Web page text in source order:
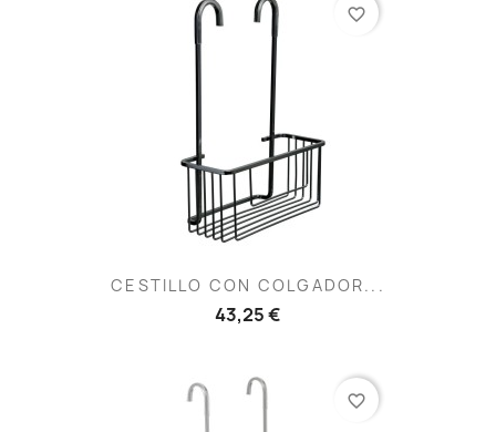
CESTILLO CON COLGADOR...
43,25 €
favorite_border
favorite_border